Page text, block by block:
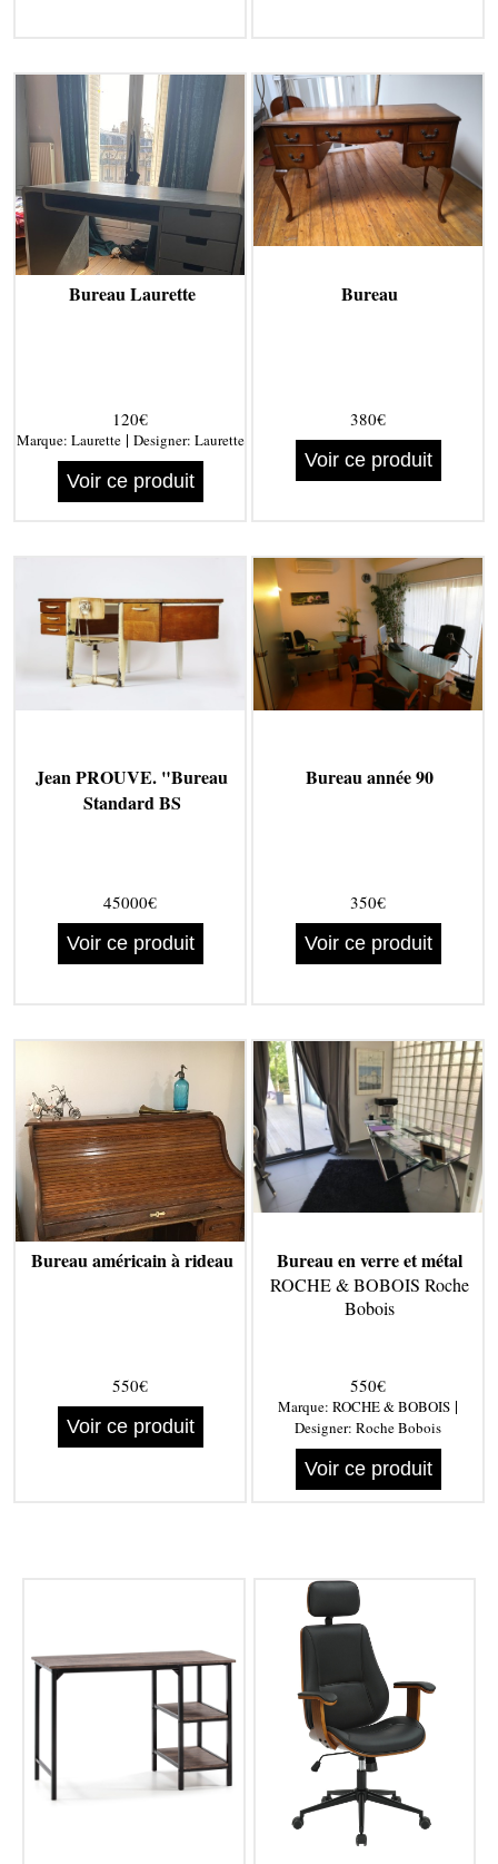
Bureau Laurette
120€
Marque: Laurette| Designer: Laurette
Voir ce produit
Bureau
380€
Voir ce produit
Jean PROUVE. "Bureau
Standard BS
45000€
Voir ce produit
Bureau année 90
350€
Voir ce produit
Bureau américain à rideau
550€
Voir ce produit
Bureau en verre et métal
ROCHE & BOBOIS Roche
Bobois
550€
Marque: ROCHE & BOBOIS |
Designer: Roche Bobois
Voir ce produit